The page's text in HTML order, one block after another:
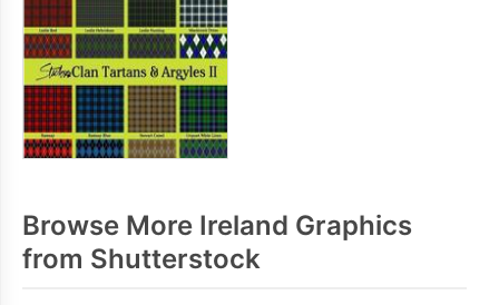
Browse More Ireland Graphics
from Shutterstock